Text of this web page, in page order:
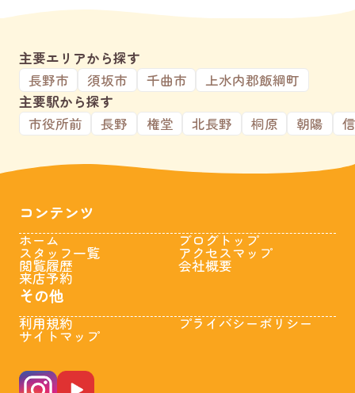
主要エリアから探す
長野市
須坂市 千曲市
上水内郡飯綱町
主要駅から探す
市役所前
長野 権堂 北長野 桐原 朝陽
コンテンツ
ホーム
スタッフ一覧
閲覧履歴
来店予約
ブログトップ
アクセスマップ
会社概要
その他
利用規約
サイトマップ
プライバシーポリシー